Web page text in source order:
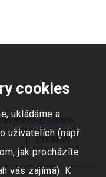
uživatelé.
Přihlásit
cookies
ukládáme a
uživatelích (např.
jak procházíte
vás zajímá). K